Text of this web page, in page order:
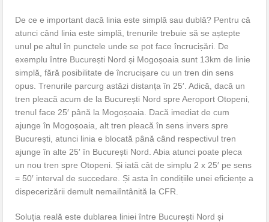
De ce e important dacă linia este simplă sau dublă? Pentru că
atunci când linia este simplă, trenurile trebuie să se aștepte
unul pe altul în punctele unde se pot face încrucișări. De
exemplu între București Nord și Mogoșoaia sunt 13km de linie
simplă, fără posibilitate de încrucișare cu un tren din sens
opus. Trenurile parcurg astăzi distanța în 25′. Adică, dacă un
tren pleacă acum de la București Nord spre Aeroport Otopeni,
trenul face 25′ până la Mogoșoaia. Dacă imediat de cum
ajunge în Mogoșoaia, alt tren pleacă în sens invers spre
București, atunci linia e blocată până când respectivul tren
ajunge în alte 25′ în București Nord. Abia atunci poate pleca
un nou tren spre Otopeni. Și iată cât de simplu 2 x 25′ pe sens
= 50′ interval de succedare. Și asta în condițiile unei eficiențe a
dispecerizării demult nemaiîntânită la CFR.
Soluția reală este dublarea liniei între București Nord și